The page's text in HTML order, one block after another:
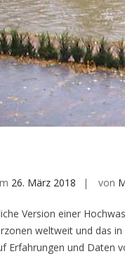
26. März 2018 von
Version einer
weltweit und das
Erfahrungen und Daten